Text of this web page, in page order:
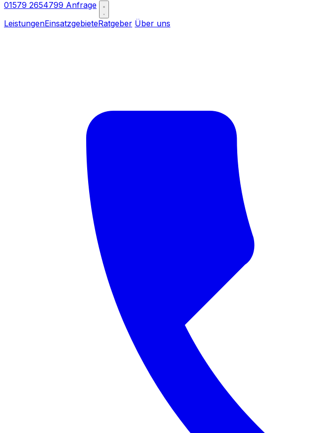
01579 2654799 Anfrage
LeistungenEinsatzgebieteRatgeber Über uns